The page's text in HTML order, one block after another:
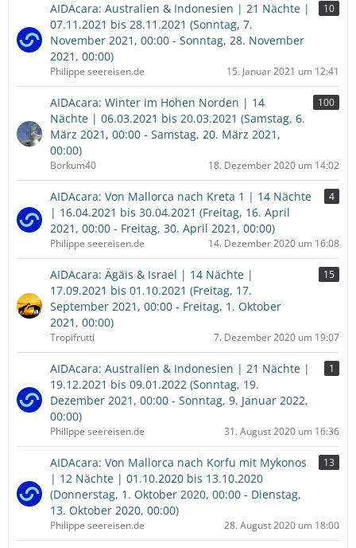
AIDAcara: Australien & Indonesien | 21 Nächte |
07.11.2021 bis 28.11.2021 (Sonntag, 7.
November 2021, 00:00 - Sonntag, 28. November
2021, 00:00)
10
Philippe seereisen.de 15. Januar 2021 um 12:41
AIDAcara: Winter im Hohen Norden | 14
Nächte | 06.03.2021 bis 20.03.2021 (Samstag, 6.
März 2021, 00:00 - Samstag, 20. März 2021,
00:00)
100
Borkum40 18. Dezember 2020 um 14:02
AIDAcara: Von Mallorca nach Kreta 1 | 14 Nächte
| 16.04.2021 bis 30.04.2021 (Freitag, 16. April
2021, 00:00 - Freitag, 30. April 2021, 00:00)
4
Philippe seereisen.de 14. Dezember 2020 um 16:08
AIDAcara: Ägäis & Israel | 14 Nächte |
17.09.2021 bis 01.10.2021 (Freitag, 17.
September 2021, 00:00 - Freitag, 1. Oktober
2021, 00:00)
15
Tropifrutti 7. Dezember 2020 um 19:07
AIDAcara: Australien & Indonesien | 21 Nächte |
19.12.2021 bis 09.01.2022 (Sonntag, 19.
Dezember 2021, 00:00 - Sonntag, 9. Januar 2022,
00:00)
1
Philippe seereisen.de 31. August 2020 um 16:36
AIDAcara: Von Mallorca nach Korfu mit Mykonos
| 12 Nächte | 01.10.2020 bis 13.10.2020
(Donnerstag, 1. Oktober 2020, 00:00 - Dienstag,
13. Oktober 2020, 00:00)
13
Philippe seereisen.de 28. August 2020 um 18:00